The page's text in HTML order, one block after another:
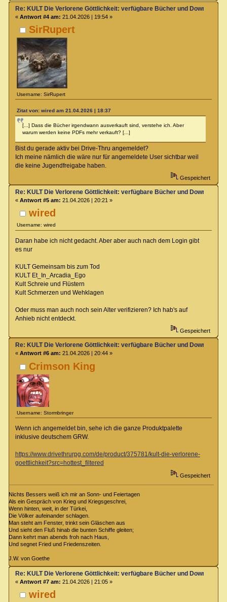
SirRupert
Username: SirRupert
Re: KULT Die Verlorene Göttlichkeit: verfügbare Bücher und Downloads
« Antwort #4 am: 21.04.2026 | 19:54 »
Zitat von: wired am 21.04.2026 | 18:37
[...] Dass die Bücher irgendwann ausverkauft sind, verstehe ich. Aber
warum werden keine PDFs mehr verkauft? [...]
Bist du gerade aktiv bei Drive-Thru angemeldet?
Ich meine nämlich die wäre nur für angemeldete User sichtbar weil
die keine Jugendfreigabe haben.
Gespeichert
wired
Username: wired
Re: KULT Die Verlorene Göttlichkeit: verfügbare Bücher und Downloads
« Antwort #5 am: 21.04.2026 | 20:21 »
Daran habe ich nicht gedacht. Aber aber auch nach dem Login gibt
es nur
KULT Gemeinsam bis zum Tod
KULT Et_In_Arcadia_Ego
Kult Schreie und Flüstern
Kult Schmerzen und Wehklagen
Oder muss man auch noch sein Alter verifizieren? Ich hab's auf
Anhieb nicht entdeckt.
Gespeichert
Crimson King
Username: Stormbringer
Re: KULT Die Verlorene Göttlichkeit: verfügbare Bücher und Downloads
« Antwort #6 am: 21.04.2026 | 20:44 »
Wenn ich angemeldet bin, sehe ich die ganze Produktpalette
inklusive deutschem GRW.
https://www.drivethrurpg.com/de/product/375781/kult-die-verlorene-
goettlichkeit?src=hottest_filtered
Gespeichert
Nichts Bessers weiß ich mir an Sonn- und Feiertagen
Als ein Gespräch von Krieg und Kriegsgeschrei,
Wenn hinten, weit, in der Türkei,
Die Völker aufeinander schlagen.
Man steht am Fenster, trinkt sein Gläschen aus
Und sieht den Fluß hinab die bunten Schiffe gleiten;
Dann kehrt man abends froh nach Haus,
Und segnet Fried und Friedenszeiten.
J.W. von Goethe
wired
Re: KULT Die Verlorene Göttlichkeit: verfügbare Bücher und Downloads
« Antwort #7 am: 21.04.2026 | 21:05 »